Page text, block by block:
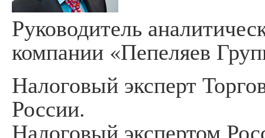
Руководитель
компании «Пепеляев
Налоговый эксперт
России.
Налоговый экспертом